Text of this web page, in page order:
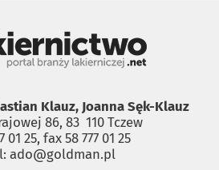
Klauz, Joanna Sęk-Klauz
86, 83 ­ 110 Tczew
01 25, fax 58 777 01 25
ado@goldman.pl